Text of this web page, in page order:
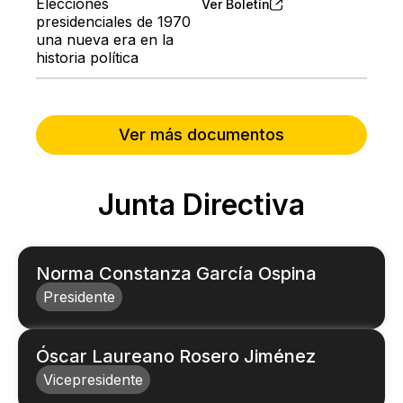
Elecciones
presidenciales de 1970
una nueva era en la
historia política
Ver Boletín
Ver más documentos
Junta Directiva
Norma Constanza García Ospina
Presidente
Óscar Laureano Rosero Jiménez
Vicepresidente